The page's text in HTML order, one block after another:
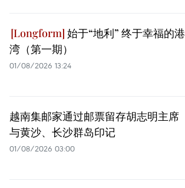
始于“地利” 终于幸福的港
湾（第一期）
01/08/2026 13:24
越南集邮家通过邮票留存胡志明主席
与黄沙、长沙群岛印记
01/08/2026 03:00